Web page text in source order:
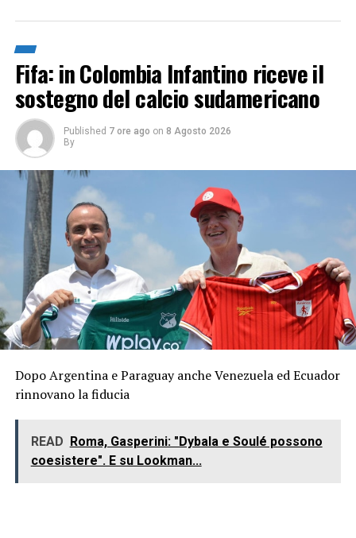
Fifa: in Colombia Infantino riceve il
sostegno del calcio sudamericano
Published 7 ore ago on 8 Agosto 2026
By
Dopo Argentina e Paraguay anche Venezuela ed Ecuador
rinnovano la fiducia
READ
Roma, Gasperini: "Dybala e Soulé possono
coesistere". E su Lookman...